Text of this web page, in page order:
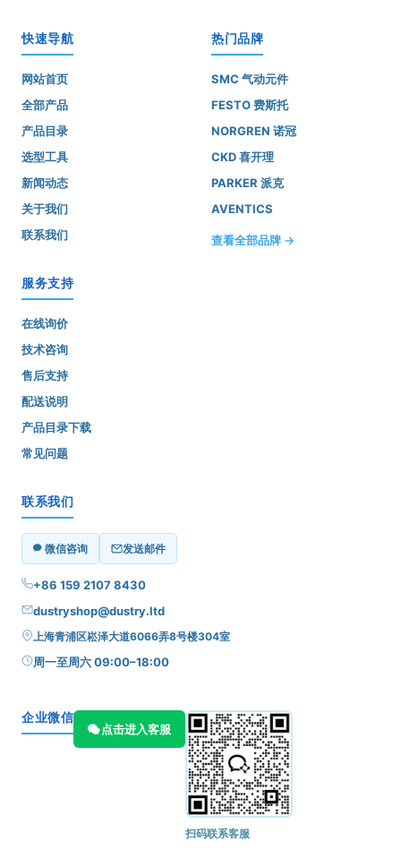
快速导航
网站首页
全部产品
产品目录
选型工具
新闻动态
关于我们
联系我们
热门品牌
SMC 气动元件
FESTO 费斯托
NORGREN 诺冠
CKD 喜开理
PARKER 派克
AVENTICS
查看全部品牌 →
服务支持
在线询价
技术咨询
售后支持
配送说明
产品目录下载
常见问题
联系我们
微信咨询 发送邮件
+86 159 2107 8430
dustryshop@dustry.ltd
上海青浦区崧泽大道6066弄8号楼304室
周一至周六 09:00–18:00
企业微信
点击进入客服
扫码联系客服